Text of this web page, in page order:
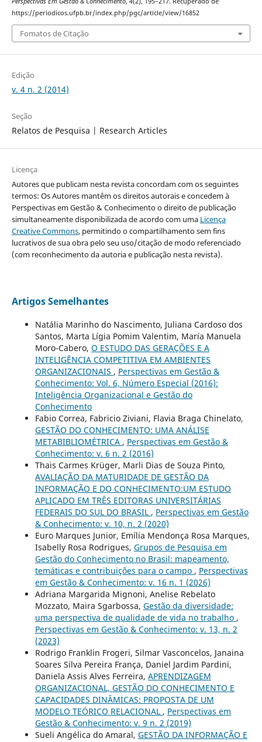
https://periodicos.ufpb.br/index.php/pgc/article/view/16852
Fomatos de Citação
Edição
v. 4 n. 2 (2014)
Seção
Relatos de Pesquisa | Research Articles
Licença
Autores que publicam nesta revista concordam com os seguintes
termos: Os Autores mantêm os direitos autorais e concedem à
Perspectivas em Gestão & Conhecimento o direito de publicação
simultaneamente disponibilizada de acordo com uma Licença
Creative Commons, permitindo o compartilhamento sem fins
lucrativos de sua obra pelo seu uso/citação de modo referenciado
(com reconhecimento da autoria e publicação nesta revista).
Artigos Semelhantes
Natália Marinho do Nascimento, Juliana Cardoso dos
Santos, Marta Lígia Pomim Valentim, María Manuela
Moro-Cabero, O ESTUDO DAS GERAÇÕES E A
INTELIGÊNCIA COMPETITIVA EM AMBIENTES
ORGANIZACIONAIS , Perspectivas em Gestão &
Conhecimento: Vol. 6, Número Especial (2016):
Inteligência Organizacional e Gestão do
Conhecimento
Fabio Correa, Fabricio Ziviani, Flavia Braga Chinelato,
GESTÃO DO CONHECIMENTO: UMA ANÁLISE
METABIBLIOMÉTRICA , Perspectivas em Gestão &
Conhecimento: v. 6 n. 2 (2016)
Thais Carmes Krüger, Marli Dias de Souza Pinto,
AVALIAÇÃO DA MATURIDADE DE GESTÃO DA
INFORMAÇÃO E DO CONHECIMENTO:UM ESTUDO
APLICADO EM TRÊS EDITORAS UNIVERSITÁRIAS
FEDERAIS DO SUL DO BRASIL , Perspectivas em Gestão
& Conhecimento: v. 10, n. 2 (2020)
Euro Marques Junior, Emília Mendonça Rosa Marques,
Isabelly Rosa Rodrigues, Grupos de Pesquisa em
Gestão do Conhecimento no Brasil: mapeamento,
temáticas e contribuições para o campo , Perspectivas
em Gestão & Conhecimento: v. 16 n. 1 (2026)
Adriana Margarida Mignoni, Anelise Rebelato
Mozzato, Maira Sgarbossa, Gestão da diversidade:
uma perspectiva de qualidade de vida no trabalho ,
Perspectivas em Gestão & Conhecimento: v. 13, n. 2
(2023)
Rodrigo Franklin Frogeri, Silmar Vasconcelos, Janaina
Soares Silva Pereira França, Daniel Jardim Pardini,
Daniela Assis Alves Ferreira, APRENDIZAGEM
ORGANIZACIONAL, GESTÃO DO CONHECIMENTO E
CAPACIDADES DINÂMICAS: PROPOSTA DE UM
MODELO TEÓRICO RELACIONAL , Perspectivas em
Gestão & Conhecimento: v. 9 n. 2 (2019)
Sueli Angélica do Amaral, GESTÃO DA INFORMAÇÃO E